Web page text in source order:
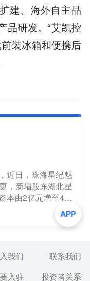
建、海外自主品
品研发。“艾凯控
装冰箱和便携后
近日，珠海星纪魅
，新增股东湖北星
本由2亿元增至4亿
息技术有限公司成
子瑜，经营范围含
销售、电子产品销
海市魅族科技有限
我们
联系我们
入驻 投资者关系